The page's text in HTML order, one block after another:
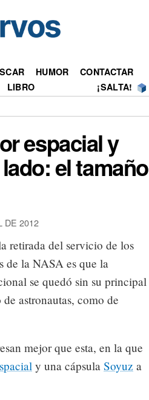
HUMOR
CONTACTAR
LIBRO ¡SALTA!
espacial y
el tamaño
DE 2012
retirada del servicio de los
de la NASA es que la
se quedó sin su principal
astronautas, como de
mejor que esta, en la que
y una cápsula Soyuz a